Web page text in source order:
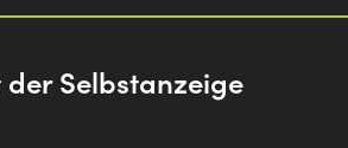
Selbstanzeige